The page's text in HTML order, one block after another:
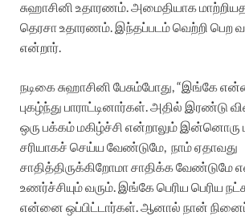
சுஹாசினி உதாரணம். அமைதியாக
தெரசா உதாரணம். இந்தப்படம் வெற்றி பெற
என்றார்.
நடிகை சுஹாசினி பேசும்போது,“இங்கே
புகழ்ந்து பாராட்டினார்கள். அதில் இரண்டு
ஒரு பக்கம் மகிழ்ச்சி என்றாலும் இன்னொரு
சரியாகச் செய்ய வேண்டுமே, நாம் ஏதாவது
சாதித்திருக்கிறோமா சாதிக்க வேண்டுமே
உணர்ச்சியும் வரும். இங்கே பெரிய பெரிய
என்னை ஒப்பிட்டார்கள். ஆனால் நான்